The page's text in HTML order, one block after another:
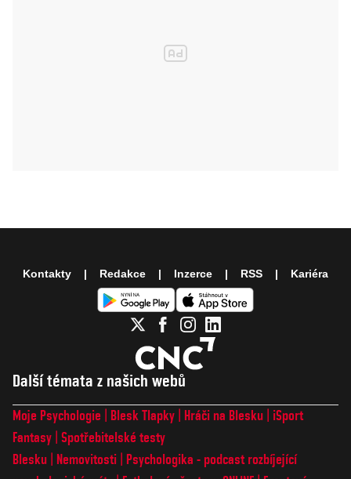
Další témata z našich webů
Moje Psychologie Blesk Tlapky Hráči na Blesku
iSport
Fantasy Spotřebitelské testy
Blesku
Nemovitosti
Psychologika - podcast rozbíjející
Kontakty Redakce Inzerce RSS Kariéra